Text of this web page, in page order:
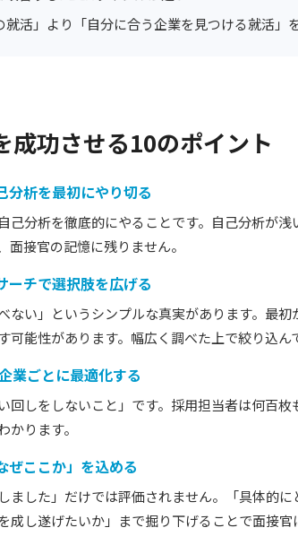
就活」より「自分に合う企業を見つける就活」
成功させる10のポイント
析を最初にやり切る
己分析を徹底的にやることです。 自己分析が浅
面接官の記憶に残りません。
チで選択肢を広げる
ない」というシンプルな真実があります。最
可能性があります。幅広く調べた上で絞り込ん
業ごとに最適化する
回しをしないこと」です。採用担当者は何百
かります。
ここか」を込める
ました」だけでは評価されません。「具体的
成し遂げたいか」まで掘り下げることで面接官